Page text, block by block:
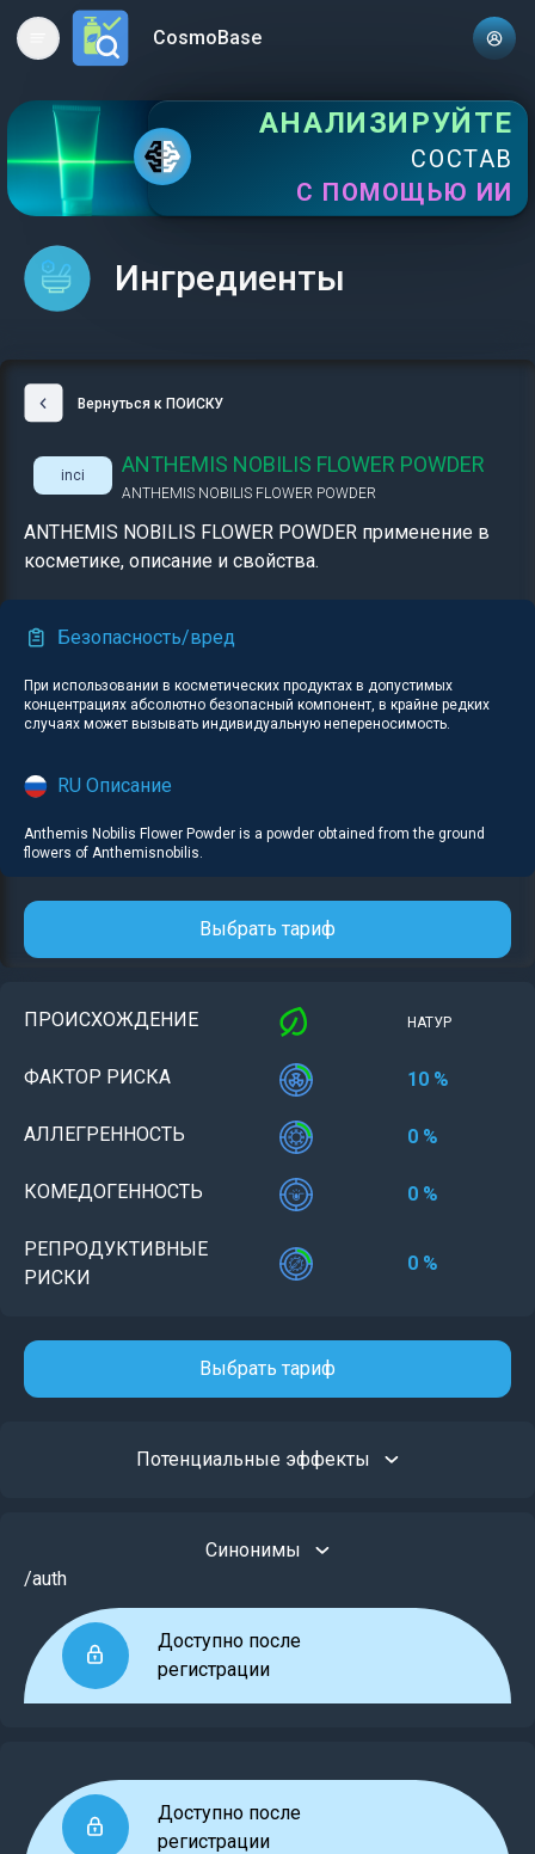
Open main menuCosmoBase
АНАЛИЗИРУЙТЕ
СОСТАВ
С ПОМОЩЬЮ ИИ
Ингредиенты
Вернуться к ПОИСКУ
inci ANTHEMIS NOBILIS FLOWER POWDER
ANTHEMIS NOBILIS FLOWER POWDER
ANTHEMIS NOBILIS FLOWER POWDER применение в
косметике, описание и свойства.
Безопасность/вред
При использовании в косметических продуктах в допустимых
концентрациях абсолютно безопасный компонент, в крайне редких
случаях может вызывать индивидуальную непереносимость.
RU Описание
Anthemis Nobilis Flower Powder is a powder obtained from the ground
flowers of Anthemisnobilis.
Выбрать тариф
ПРОИСХОЖДЕНИЕ НАТУР
ФАКТОР РИСКА 10 %
АЛЛЕГРЕННОСТЬ 0 %
КОМЕДОГЕННОСТЬ 0 %
РЕПРОДУКТИВНЫЕ
РИСКИ
0 %
Выбрать тариф
Потенциальные эффекты
Синонимы
/auth
Доступно после
регистрации
Доступно после
регистрации